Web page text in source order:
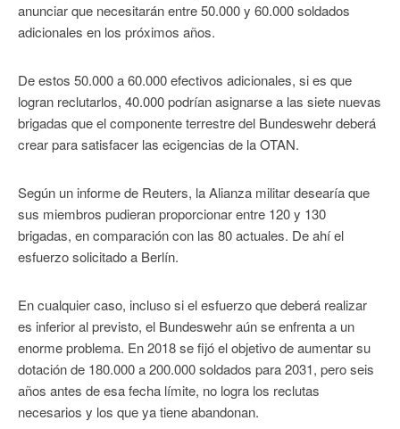
anunciar que necesitarán entre 50.000 y 60.000 soldados
adicionales en los próximos años.
De estos 50.000 a 60.000 efectivos adicionales, si es que
logran reclutarlos, 40.000 podrían asignarse a las siete nuevas
brigadas que el componente terrestre del Bundeswehr deberá
crear para satisfacer las ecigencias de la OTAN.
Según un informe de Reuters, la Alianza militar desearía que
sus miembros pudieran proporcionar entre 120 y 130
brigadas, en comparación con las 80 actuales. De ahí el
esfuerzo solicitado a Berlín.
En cualquier caso, incluso si el esfuerzo que deberá realizar
es inferior al previsto, el Bundeswehr aún se enfrenta a un
enorme problema. En 2018 se fijó el objetivo de aumentar su
dotación de 180.000 a 200.000 soldados para 2031, pero seis
años antes de esa fecha límite, no logra los reclutas
necesarios y los que ya tiene abandonan.